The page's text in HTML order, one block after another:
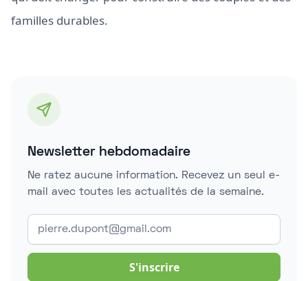
familles durables.
Newsletter hebdomadaire
Ne ratez aucune information. Recevez un seul e-
mail avec toutes les actualités de la semaine.